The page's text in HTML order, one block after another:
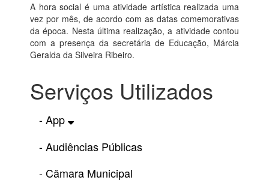
A hora social é uma atividade artística realizada uma
vez por mês, de acordo com as datas comemorativas
da época. Nesta última realização, a atividade contou
com a presença da secretária de Educação, Márcia
Geralda da Silveira Ribeiro.
Serviços Utilizados
- App
- Audiências Públicas
- Câmara Municipal